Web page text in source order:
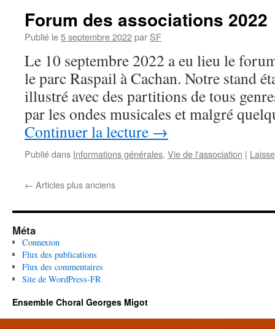
Forum des associations 2022
Publié le5 septembre 2022par SF
Le 10 septembre 2022 a eu lieu le
le parc Raspail à Cachan. Notre stand
illustré avec des partitions de tous
par les ondes musicales et malgré
Continuer la lecture →
Publié dans Informations générales, Vie de l'association |
← Articles plus anciens
Méta
Connexion
Flux des publications
Flux des commentaires
Site de WordPress-FR
Ensemble Choral Georges Migot